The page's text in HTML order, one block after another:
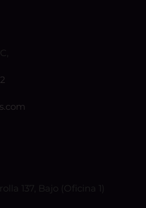
137, Bajo (Oficina 1)